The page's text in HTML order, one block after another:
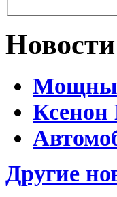
Новости
Ксенон
Другие